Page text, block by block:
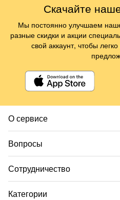
О сервисе
Вопросы
Сотрудничество
Категории
Скачайте
Мы постоянно улучшаем
разные скидки и акции
свой аккаунт, чтобы